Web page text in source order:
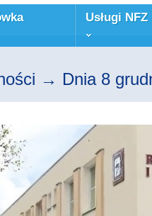
Usługi NFZ
→ Dnia 8